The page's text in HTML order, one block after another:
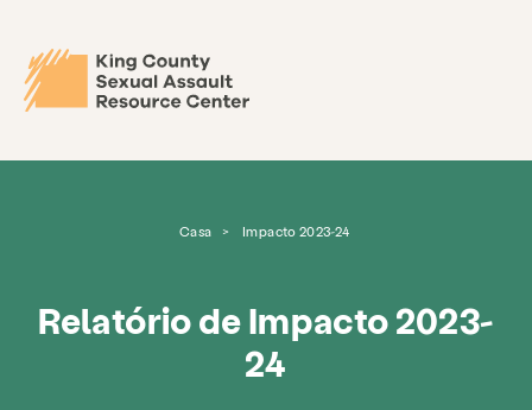
Casa > Impacto 2023-24
Relatório de Impacto 2023-
24